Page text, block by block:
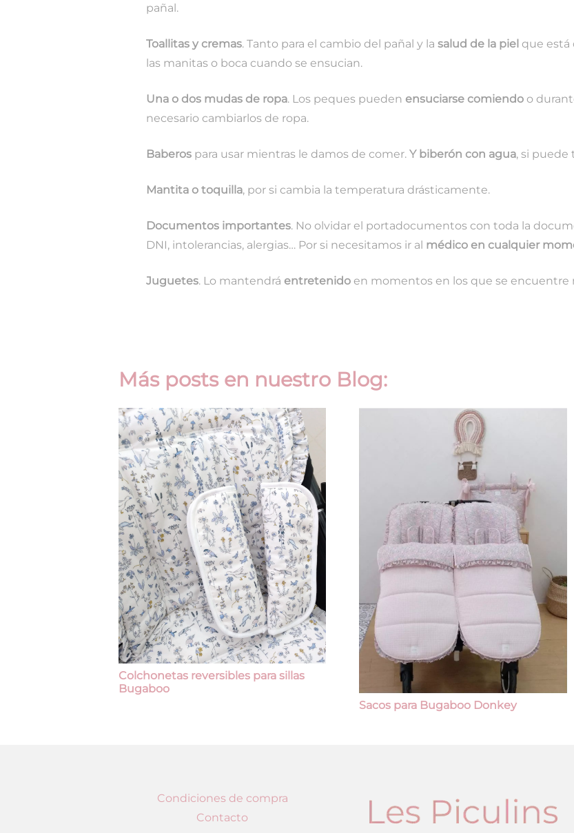
pañal.
Toallitas y cremas. Tanto para el cambio del pañal y la salud de la piel que está
las manitas o boca cuando se ensucian.
Una o dos mudas de ropa. Los peques pueden ensuciarse comiendo o
necesario cambiarlos de ropa.
Baberos para usar mientras le damos de comer. Y biberón con agua, si puede
Mantita o toquilla, por si cambia la temperatura drásticamente.
Documentos importantes. No olvidar el portadocumentos con toda la
DNI, intolerancias, alergias… Por si necesitamos ir al médico en cualquier
Juguetes. Lo mantendrá entretenido en momentos en los que se encuentre
Más posts en nuestro Blog:
Colchonetas reversibles para sillas
Bugaboo
Sacos para Bugaboo Donkey
Condiciones de compra
Contacto